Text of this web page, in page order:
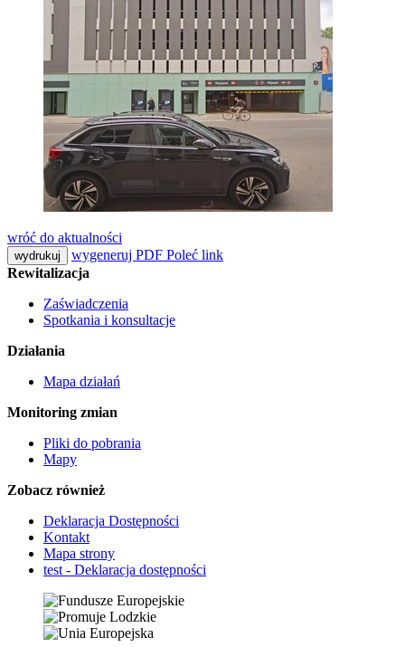
wróć do aktualności
wydrukuj wygeneruj PDF Poleć link
Rewitalizacja
Zaświadczenia
Spotkania i konsultacje
Działania
Mapa działań
Monitoring zmian
Pliki do pobrania
Mapy
Zobacz również
Deklaracja Dostępności
Kontakt
Mapa strony
test - Deklaracja dostępności